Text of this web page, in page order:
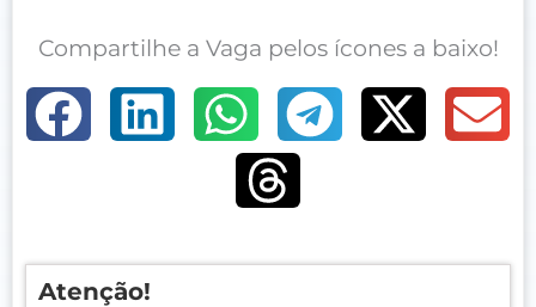
Compartilhe a Vaga pelos ícones a baixo!
Atenção!